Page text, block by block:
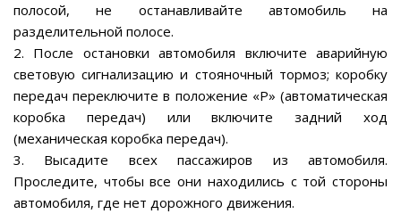
полосой, не останавливайте автомобиль на
разделительной полосе.
2. После остановки автомобиля включите аварийную
световую сигнализацию и стояночный тормоз; коробку
передач переключите в положение «Р» (автоматическая
коробка передач) или включите задний ход
(механическая коробка передач).
3. Высадите всех пассажиров из автомобиля.
Проследите, чтобы все они находились с той стороны
автомобиля, где нет дорожного движения.